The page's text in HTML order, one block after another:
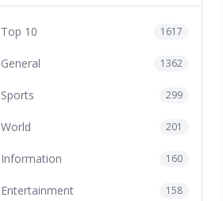
Top 10 1617
General 1362
Sports 299
World 201
Information 160
Entertainment 158